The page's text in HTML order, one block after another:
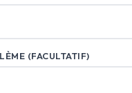
(FACULTATIF)